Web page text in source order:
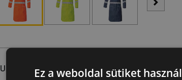
Utolsó felkeresett termék
Ez a weboldal sütiket használ